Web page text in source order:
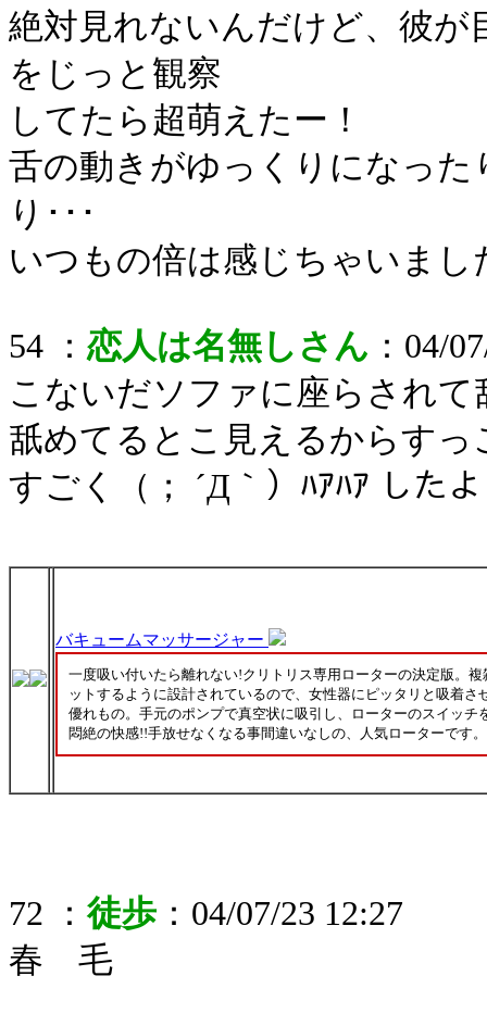
絶対見れないんだけど、彼
をじっと観察
してたら超萌えたー！
舌の動きがゆっくりになっ
り･･･
いつもの倍は感じちゃいまし
54 ： 恋人は名無しさん ：04/
こないだソファに座らされて
舐めてるとこ見えるからす
すごく（； ´Д｀）ﾊｱﾊｱ したよ
バキュームマッサージャー
一度吸い付いたら離れない!クリトリス専用ローターの決定版。
ットするように設計されているので、女性器にピッタリと吸着さ
優れもの。手元のポンプで真空状に吸引し、ローターのスイッチ
悶絶の快感!!手放せなくなる事間違いなしの、人気ローターです。
72 ： 徒歩 ：04/07/23 12:27
春 毛